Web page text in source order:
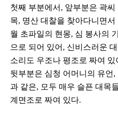
첫째 부분에서, 앞부분은 곽
목, 명산 대찰을 찾아다니면
월 초파일의 현몽, 심 봉사의
으로 되어 있어, 신비스러운
소리도 우조나 평조로 짜여
뒷부분은 심청 어머니의 유언
과 같은, 모두 매우 슬픈 대목
계면조로 짜여 있다.